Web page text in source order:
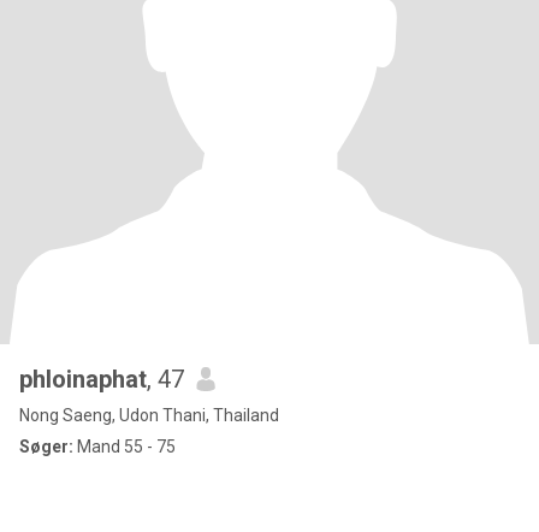
phloinaphat, 47
Nong Saeng, Udon Thani, Thailand
Søger: Mand 55 - 75